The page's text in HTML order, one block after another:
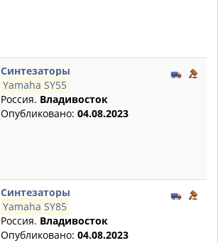
Синтезаторы
Yamaha SY55
Россия. Владивосток
Опубликовано: 04.08.2023
Синтезаторы
Yamaha SY85
Россия. Владивосток
Опубликовано: 04.08.2023